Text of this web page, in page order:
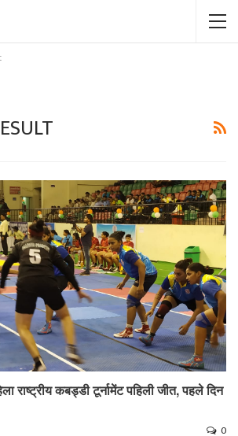
राष्ट्रीय कबड्डी टूर्नामेंट पहिली जीत, पहले दिन
0